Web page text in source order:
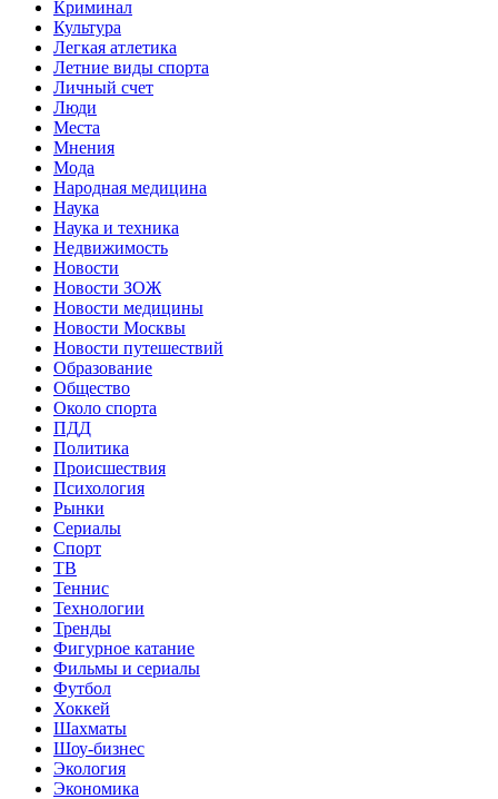
Криминал
Культура
Легкая атлетика
Летние виды спорта
Личный счет
Люди
Места
Мнения
Мода
Народная медицина
Наука
Наука и техника
Недвижимость
Новости
Новости ЗОЖ
Новости медицины
Новости Москвы
Новости путешествий
Образование
Общество
Около спорта
ПДД
Политика
Происшествия
Психология
Рынки
Сериалы
Спорт
ТВ
Теннис
Технологии
Тренды
Фигурное катание
Фильмы и сериалы
Футбол
Хоккей
Шахматы
Шоу-бизнес
Экология
Экономика